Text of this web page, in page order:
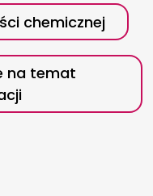
chemicznej
na temat